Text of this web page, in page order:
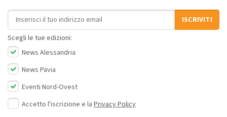
Indirizzo email
ISCRIVITI
Scegli le tue edizioni:
News Alessandria
News Pavia
Eventi Nord-Ovest
Accetto l'iscrizione e la Privacy Policy